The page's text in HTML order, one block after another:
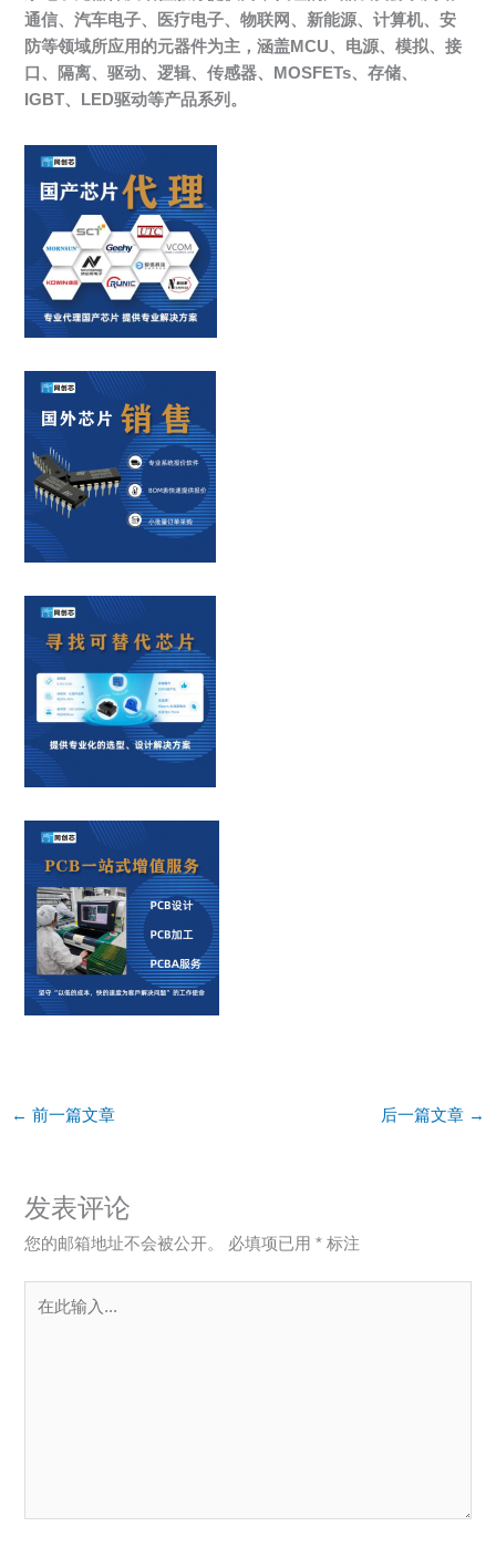
通信、汽车电子、医疗电子、物联网、新能源、计算机、安
防等领域所应用的元器件为主，涵盖MCU、电源、模拟、接
口、隔离、驱动、逻辑、传感器、MOSFETs、存储、
IGBT、LED驱动等产品系列。
← 前一篇文章 后一篇文章 →
发表评论
您的邮箱地址不会被公开。 必填项已用* 标注